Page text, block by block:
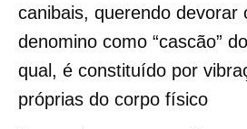
canibais, querendo devorar
denomino como “cascão”
qual, é constituído por
próprias do corpo físico